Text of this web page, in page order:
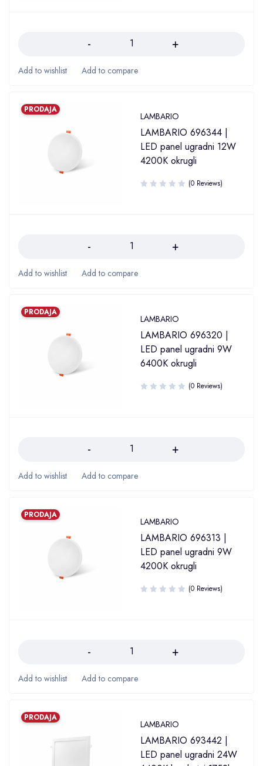
PRODAJA
LAMBARIO
LAMBARIO 696344 |
LED panel ugradni 12W
4200K okrugli
(0 Reviews)
PRODAJA
LAMBARIO
LAMBARIO 696320 |
LED panel ugradni 9W
6400K okrugli
(0 Reviews)
PRODAJA
LAMBARIO
LAMBARIO 696313 |
LED panel ugradni 9W
4200K okrugli
(0 Reviews)
PRODAJA
LAMBARIO
LAMBARIO 693442 |
LED panel ugradni 24W